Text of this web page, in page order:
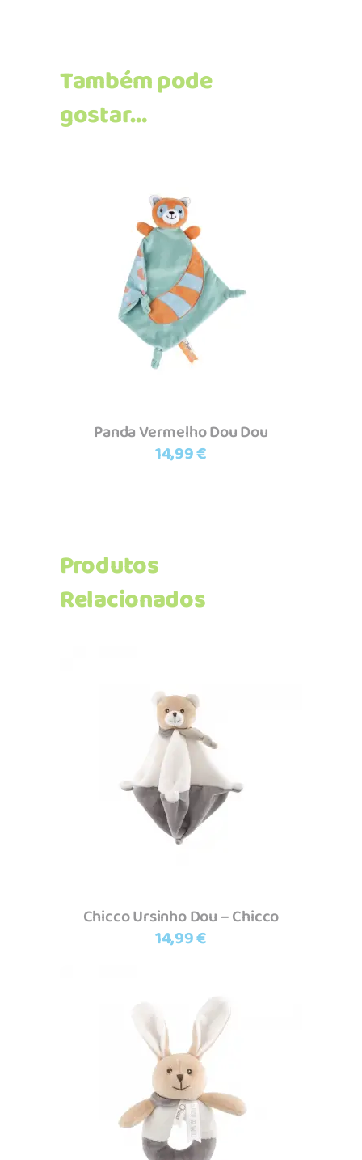
Também pode
gostar…
Adicionar
Panda Vermelho Dou Dou
14,99€
Produtos
Relacionados
Adicionar
Chicco Ursinho Dou – Chicco
14,99€
Adicionar